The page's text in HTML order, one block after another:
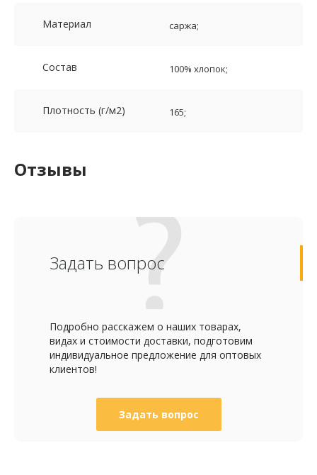
Материал саржа;
Состав 100% хлопок;
Плотность (г/м2) 165;
Отзывы
Задать вопрос
Подробно расскажем о наших товарах,
видах и стоимости доставки, подготовим
индивидуальное предложение для оптовых
клиентов!
Задать вопрос